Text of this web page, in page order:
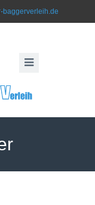
baggerverleih.de